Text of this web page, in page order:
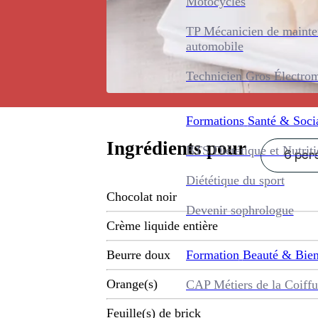
TP Mécanicien de
automobile
Technicien Gros
Formations Santé &
BTS Diététique et
Diététique du sport
Devenir sophrologue
Formation Beauté &
CAP Métiers de la
Ingrédients pour 6
Chocolat noir
Crème liquide entière
Beurre doux
Orange(s)
Feuille(s) de brick